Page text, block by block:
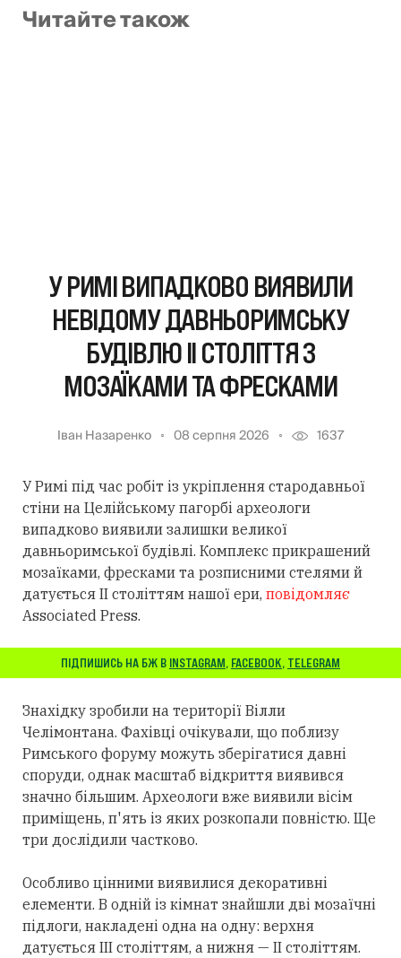
Читайте також
У РИМІ ВИПАДКОВО ВИЯВИЛИ
НЕВІДОМУ ДАВНЬОРИМСЬКУ
БУДІВЛЮ II СТОЛІТТЯ З
МОЗАЇКАМИ ТА ФРЕСКАМИ
Іван Назаренко 08 серпня 2026 1637
У Римі під час робіт із укріплення стародавньої
стіни на Целійському пагорбі археологи
випадково виявили залишки великої
давньоримської будівлі. Комплекс прикрашений
мозаїками, фресками та розписними стелями й
датується II століттям нашої ери, повідомляє
Associated Press.
ПІДПИШИСЬ НА БЖ В INSTAGRAM, FACEBOOK, TELEGRAM
Знахідку зробили на території Вілли
Челімонтана. Фахівці очікували, що поблизу
Римського форуму можуть зберігатися давні
споруди, однак масштаб відкриття виявився
значно більшим. Археологи вже виявили вісім
приміщень, п'ять із яких розкопали повністю. Ще
три дослідили частково.
Особливо цінними виявилися декоративні
елементи. В одній із кімнат знайшли дві мозаїчні
підлоги, накладені одна на одну: верхня
датується III століттям, а нижня — II століттям.